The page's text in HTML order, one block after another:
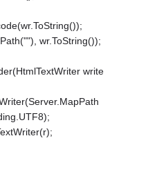
wr.ToString());
write